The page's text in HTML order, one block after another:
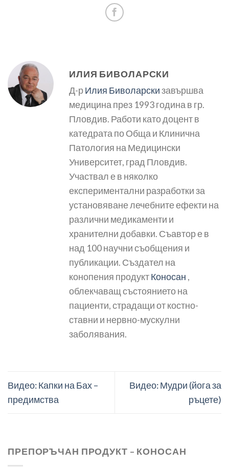
ИЛИЯ БИВОЛАРСКИ
Д-рИлия Биволарскизавършва
медицина през 1993 година в гр.
Пловдив. Работи като доцент в
катедрата по Обща и Клинична
Патология на Медицински
Университет, град Пловдив.
Участвал е в няколко
експериментални разработки за
установяване лечебните ефекти на
различни медикаменти и
хранителни добавки. Съавтор е в
над 100 научни съобщения и
публикации. Създател на
конопения продуктКоносан ,
облекчаващ състоянието на
пациенти, страдащи от костно-
ставни и нервно-мускулни
заболявания.
Видео: Капки на Бах –
предимства
Видео: Мудри (йога за
ръцете)
ПРЕПОРЪЧАН ПРОДУКТ – КОНОСАН